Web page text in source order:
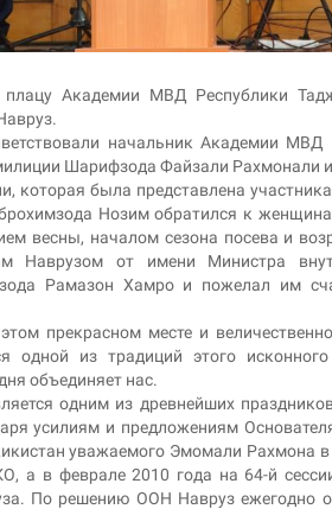
Академии МВД Республики
начальник Академии
Шарифзода Файзали Рахмонали и
которая была представлена
Нозим обратился к
весны, началом сезона посева и
Наврузом от имени Министра
Рамазон Хамро и пожелал им
прекрасном месте и
одной из традиций этого
объединяет нас.
одним из древнейших
усилиям и предложениям
уважаемого Эмомали Рахмона
а в феврале 2010 года на 64-й
По решению ООН Навруз ежегодно